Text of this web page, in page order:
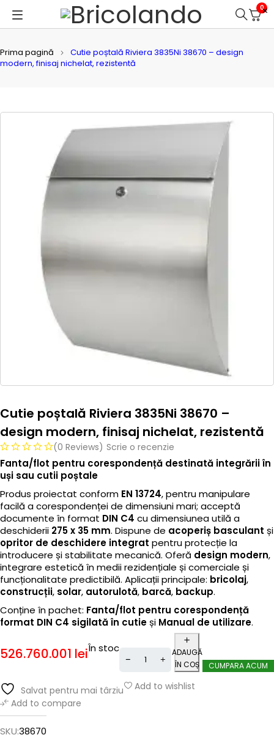
0
Prima pagină
Cutie poștală Riviera 3835Ni 38670 – design
modern, finisaj nichelat, rezistentă
Cutie poștală Riviera 3835Ni 38670 –
design modern, finisaj nichelat, rezistentă
(0 Reviews) Scrie o recenzie
Fanta/flot pentru corespondență destinată integrării în
uși sau cutii poștale
Produs proiectat conform EN 13724, pentru manipulare
facilă a corespondenței de dimensiuni mari; acceptă
documente în format DIN C4 cu dimensiunea utilă a
deschiderii 275 x 35 mm. Dispune de acoperiș basculant și
opritor de deschidere integrat pentru protecție la
introducere și stabilitate mecanică. Oferă design modern,
integrare estetică în medii rezidențiale și comerciale și
funcționalitate predictibilă. Aplicații principale: bricolaj,
construcții, solar, autorulotă, barcă, backup.
Conține în pachet: Fanta/flot pentru corespondență
format DIN C4 sigilată în cutieși Manual de utilizare.
526.760.001 leiÎn stoc
ADAUGĂ
ÎN COȘ
CUMPARA ACUM
Salvat pentru mai târziu
Add to wishlist
Add to compare
SKU:38670